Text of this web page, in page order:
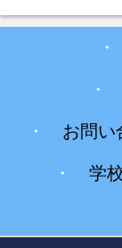
・
・ お問い
・ 学